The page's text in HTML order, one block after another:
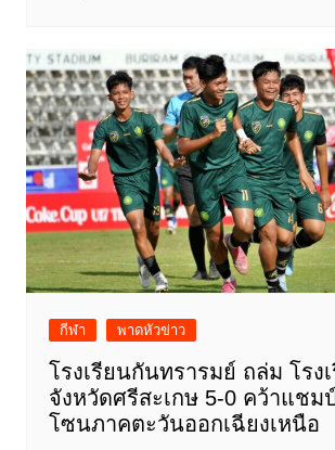
กีฬา พาดหัวข่าว
โรงเรียนกันทรารมย์ ถล่ม โรง
จังหวัดศรีสะเกษ 5-0 คว้าแชม
โซนภาคตะวันออกเฉียงเหนือ